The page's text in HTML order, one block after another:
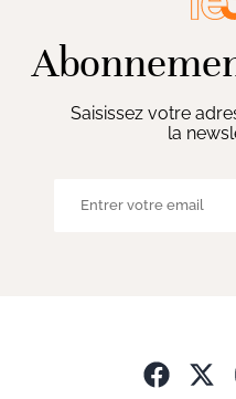
Saisissez votre
la